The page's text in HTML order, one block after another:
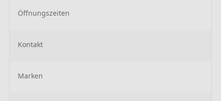
Öffnungszeiten
Kontakt
Marken